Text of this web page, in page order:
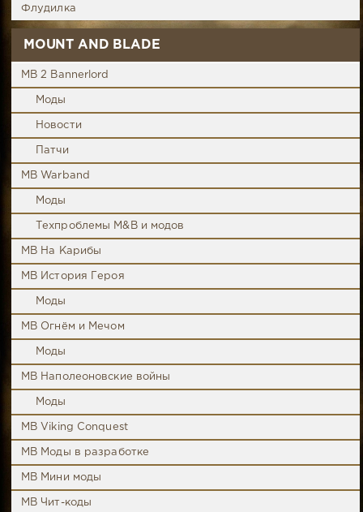
Флудилка
MOUNT AND BLADE
MB 2 Bannerlord
Моды
Новости
Патчи
MB Warband
Моды
Техпроблемы M&B и модов
MB На Карибы
MB История Героя
Моды
MB Огнём и Мечом
Моды
MB Наполеоновские войны
Моды
MB Viking Conquest
MB Моды в разработке
MB Мини моды
MB Чит-коды